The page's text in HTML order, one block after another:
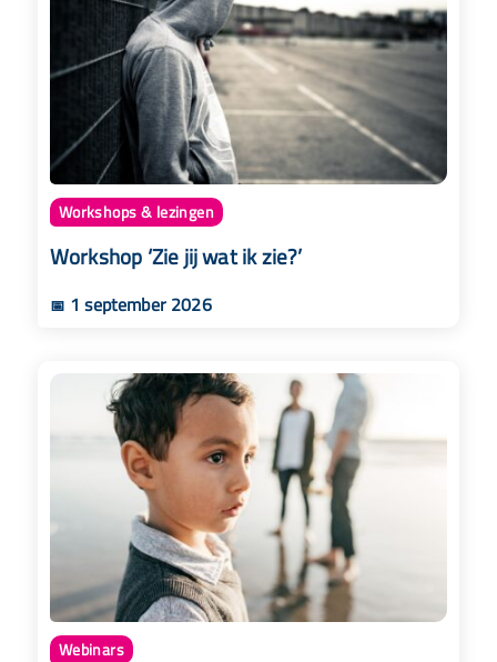
Workshops & lezingen
Workshop ‘Zie jij wat ik zie?’
📅 1 september 2026
Webinars